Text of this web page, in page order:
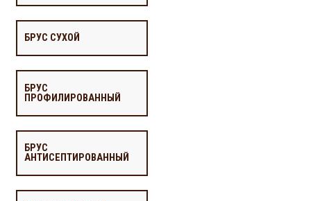
БРУС СУХОЙ
БРУС
ПРОФИЛИРОВАННЫЙ
БРУС
АНТИСЕПТИРОВАННЫЙ